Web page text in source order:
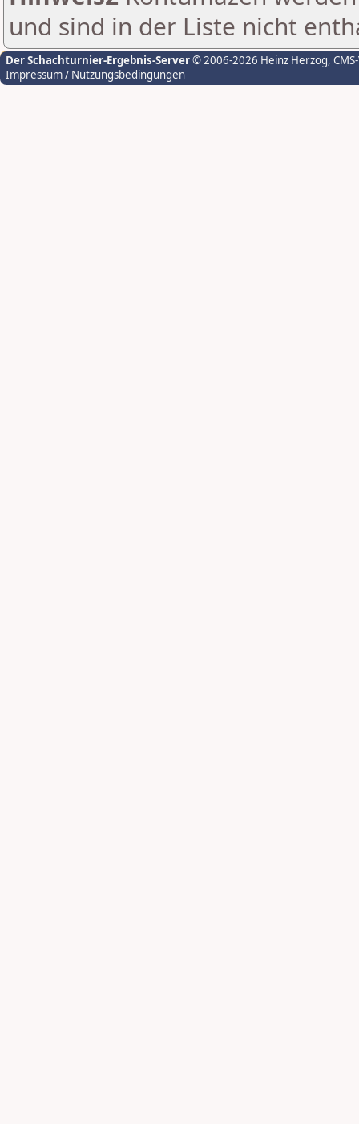
und sind in der Liste nicht
Der Schachturnier-Ergebnis-Server© 2006-2026 Heinz Herzog,
Impressum / Nutzungsbedingungen